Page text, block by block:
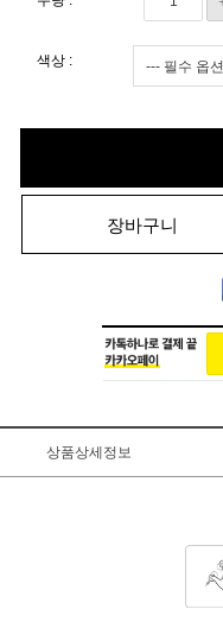
색상 :
장바구니
상품상세정보